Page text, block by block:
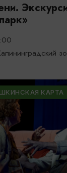
КАРТА